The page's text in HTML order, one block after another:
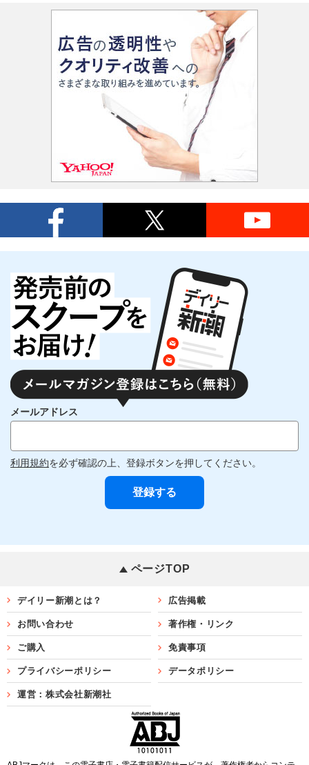
メールアドレス
利用規約を必ず確認の上、登録ボタンを押してください。
ページTOP
デイリー新潮とは？ 広告掲載
お問い合わせ 著作権・リンク
ご購入 免責事項
プライバシーポリシー データポリシー
運営：株式会社新潮社